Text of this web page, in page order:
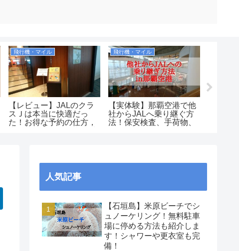
飛行機・マイル
【レビュー】JALのクラ
スＪは本当に快適だっ
た！お得な予約の仕方，
飛行機・マイル
【実体験】那覇空港で他
社からJALへ乗り継ぐ方
法！保安検査、手荷物、
人気記事
【石垣島】米原ビーチでシ
ュノーケリング！無料駐車
場に停める方法も紹介しま
す！シャワーや更衣室も完
備！